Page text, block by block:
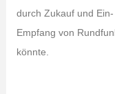
durch Zukauf und
Empfang von
könnte.